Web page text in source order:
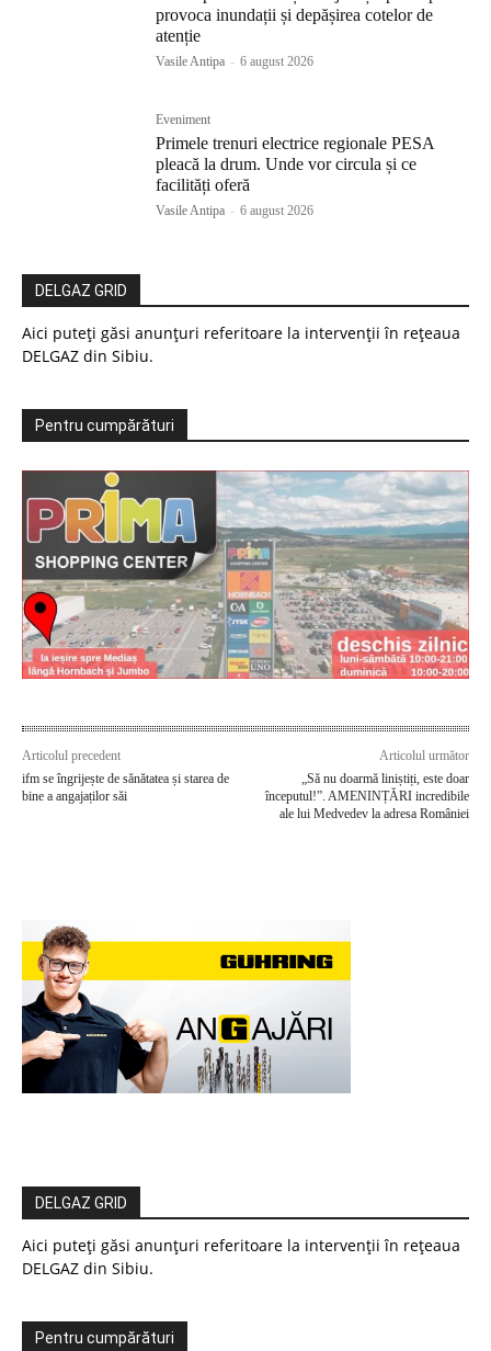
provoca inundații și depășirea cotelor de
atenție
Vasile Antipa - 6 august 2026
Eveniment
Primele trenuri electrice regionale PESA
pleacă la drum. Unde vor circula și ce
facilități oferă
Vasile Antipa - 6 august 2026
DELGAZ GRID
Aici puteți găsi anunțuri referitoare la intervenții în rețeaua
DELGAZ din Sibiu.
Pentru cumpărături
Articolul precedent
ifm se îngrijește de sănătatea și starea de
bine a angajaților săi
Articolul următor
„Să nu doarmă liniștiți, este doar
începutul!”. AMENINȚĂRI incredibile
ale lui Medvedev la adresa României
DELGAZ GRID
Aici puteți găsi anunțuri referitoare la intervenții în rețeaua
DELGAZ din Sibiu.
Pentru cumpărături